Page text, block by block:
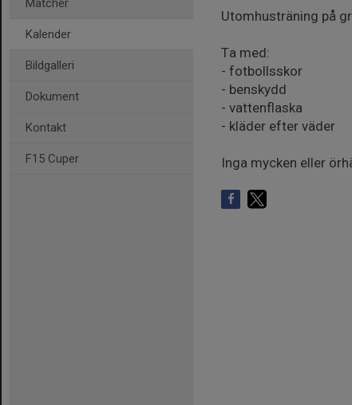
Matcher
Kalender
Bildgalleri
Dokument
Kontakt
F15 Cuper
Utomhusträning på
Ta med:
- fotbollsskor
- benskydd
- vattenflaska
- kläder efter väder
Inga mycken eller